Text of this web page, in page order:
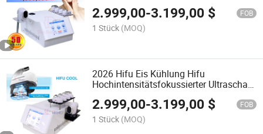
2.999,00-3.199,00 $ FOB
1 Stück (MOQ)
2026 Hifu Eis Kühlung Hifu
Hochintensitätsfokussierter Ultraschall
2.999,00-3.199,00 $ FOB
1 Stück (MOQ)